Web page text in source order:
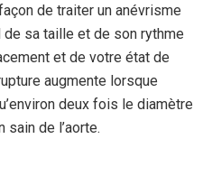
de traiter un anévrisme
de sa taille et de son rythme
et de votre état de
augmente lorsque
deux fois le diamètre
sain de l’aorte.